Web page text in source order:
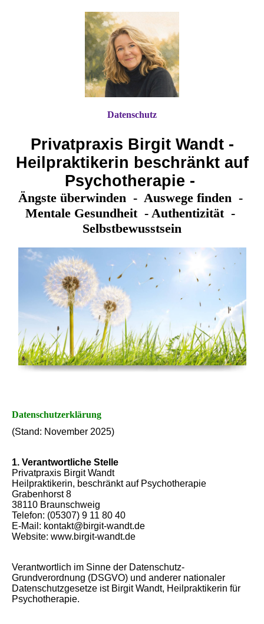
Privatpraxis Birgit Wandt -
Heilpraktikerin beschränkt auf
Psychotherapie -
Ängste überwinden - Auswege finden -
Mentale Gesundheit - Authentizität -
Selbstbewusstsein
Datenschutz
Datenschutzerklärung
(Stand: November 2025)
1. Verantwortliche Stelle
Privatpraxis Birgit Wandt
Heilpraktikerin, beschränkt auf Psychotherapie
Grabenhorst 8
38110 Braunschweig
Telefon: (05307) 9 11 80 40
E-Mail: kontakt@birgit-wandt.de
Website: www.birgit-wandt.de
Verantwortlich im Sinne der Datenschutz-
Grundverordnung (DSGVO) und anderer nationaler
Datenschutzgesetze ist Birgit Wandt, Heilpraktikerin für
Psychotherapie.